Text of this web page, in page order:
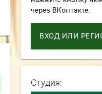
через ВКонтакте.
ВХОД ИЛИ
Студия: